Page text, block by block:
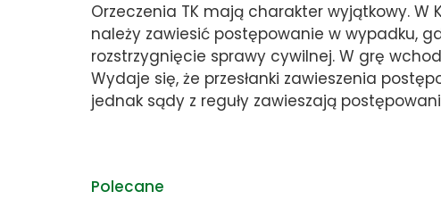
Orzeczenia TK mają charakter wyjątkowy.
należy zawiesić postępowanie w wypadku,
rozstrzygnięcie sprawy cywilnej. W grę
Wydaje się, że przesłanki zawieszenia
jednak sądy z reguły zawieszają
Polecane